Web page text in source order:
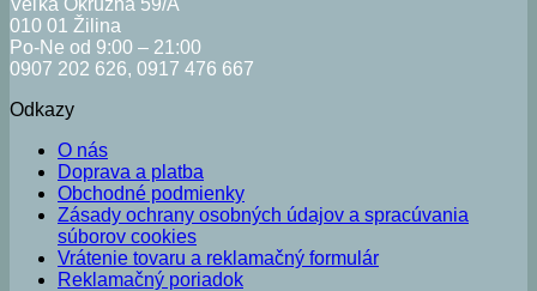
Veľká Okružná 59/A
010 01 Žilina
Po-Ne od 9:00 – 21:00
0907 202 626, 0917 476 667
Odkazy
O nás
Doprava a platba
Obchodné podmienky
Zásady ochrany osobných údajov a spracúvania
súborov cookies
Vrátenie tovaru a reklamačný formulár
Reklamačný poriadok